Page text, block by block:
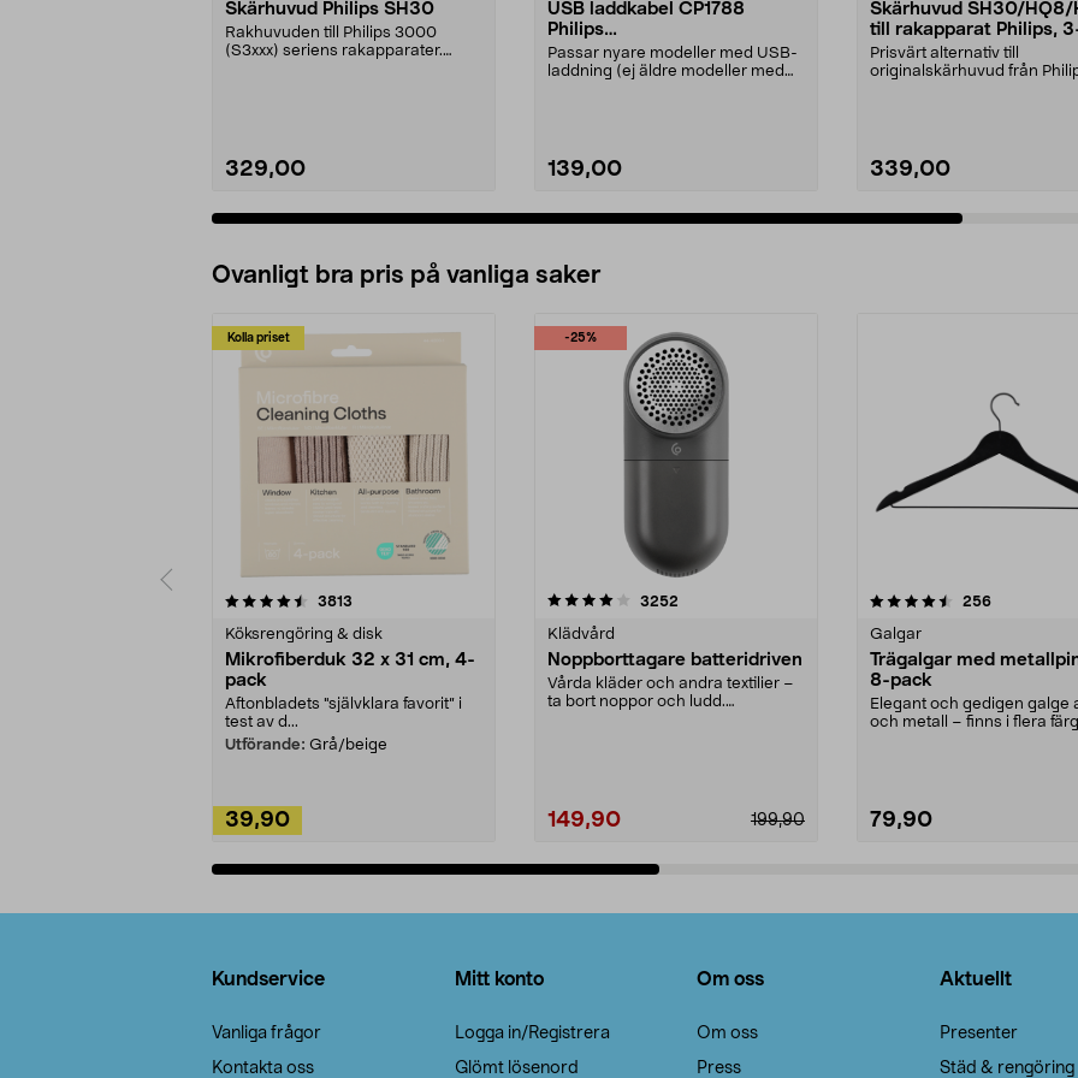
Skärhuvud Philips SH30
Rakhuvuden till Philips 3000
(S3xxx) seriens rakapparater.
329,00
USB laddkabel CP1788
Philips
OneBlade/Rakapparater
Passar nyare modeller med USB-
laddning (ej äldre modeller med
139,00
Skärhuvud SH30/HQ8/
till rakapparat Philips,
Prisvärt alternativ till
originalskärhuvud från
339,00
Ovanligt bra pris på vanliga saker
Kolla priset
3813
Köksrengöring & disk
Mikrofiberduk 32 x 31 cm, 4-
pack
Aftonbladets "självklara favorit” i
test av d...
Utförande: Grå/beige
39,90
-25%
4.0av 5 stjärnor 3252
Klädvård
Noppborttagare batteridriven
Vårda kläder och andra textilier –
ta bort noppor och ludd.
199,90
149,90
4.5av 5 stjärnor 256recensioner
Galgar
Trägalgar med
8-pack
Elegant och gedigen galge
och metall – finns i flera
79,90
4.0av 5 stjärnor
Kundservice
Vanliga frågor
Kontakta oss
Mitt konto
Logga in/Registrera
Glömt lösenord
Om oss
Om oss
Press
Aktuellt
Presenter
Städ & rengöring